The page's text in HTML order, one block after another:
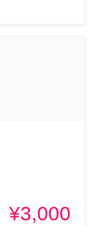
¥3,000